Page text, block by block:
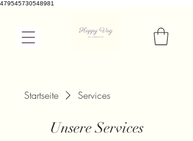
479545730548981
Startseite Services
Unsere Services